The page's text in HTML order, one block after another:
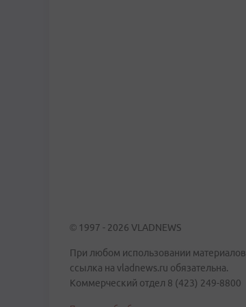
© 1997 - 2026 VLADNEWS
При любом использовании материалов
ссылка на vladnews.ru обязательна.
Коммерческий отдел 8 (423) 249-8800